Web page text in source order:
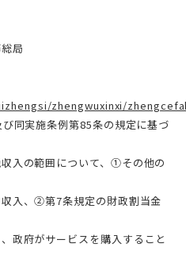
局
zhengwuxinxi/
同実施条例第85条の規定に基づ
入の範囲について、①その他の
入、②第7条規定の財政割当金
政府がサービスを購入すること